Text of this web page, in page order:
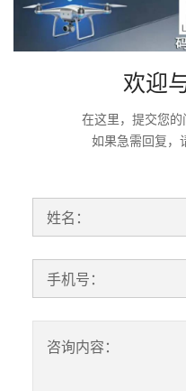
欢迎
在这里，提交您
如果急需回复，
姓名：
手机号：
咨询内容：